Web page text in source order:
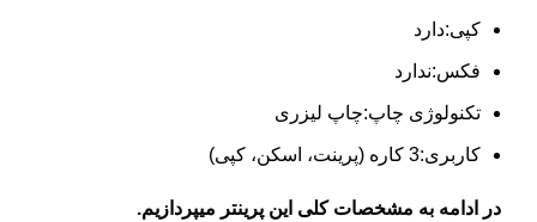
کپی:دارد
فکس:ندارد
تکنولوژی چاپ:چاپ لیزری
کاربری:3 کاره (پرینت، اسکن، کپی)
در ادامه به مشخصات کلی این پرینتر میپردازیم.